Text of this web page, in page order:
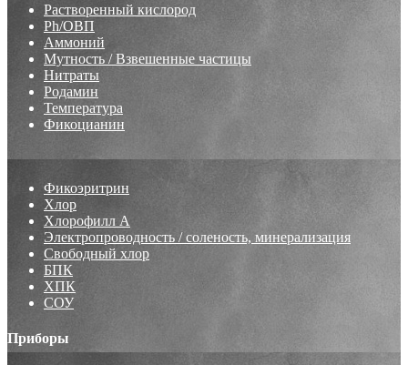
Растворенный кислород
Ph/ОВП
Аммоний
Мутность / Взвешенные частицы
Нитраты
Родамин
Температура
Фикоцианин
Фикоэритрин
Хлор
Хлорофилл А
Электропроводность / соленость, минерализация
Свободный хлор
БПК
ХПК
СОУ
Приборы